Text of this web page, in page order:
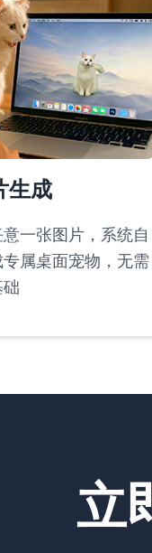
生成
一张图片，系统自
属桌面宠物，无需
立